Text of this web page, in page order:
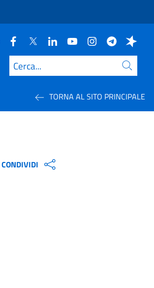
Cerca
TORNA AL SITO PRINCIPALE
CONDIVIDI